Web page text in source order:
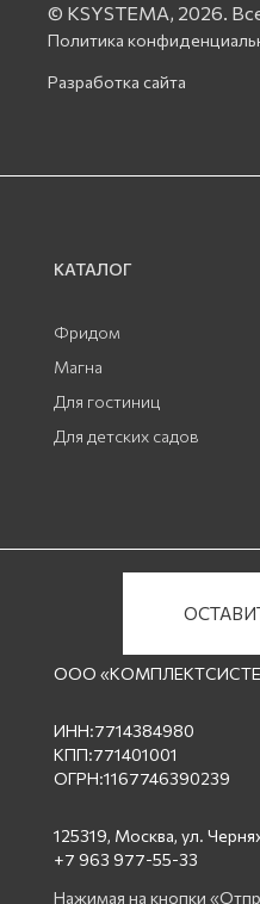
© KSYSTEMA, 2026.
Политика
Разработка сайта
КАТАЛОГ
Фридом
Магна
Для гостиниц
Для детских садов
ООО
ИНН:7714384980
КПП:771401001
ОГРН:1167746390239
125319, Москва, ул.
+7 963 977-55-33
Нажимая на кнопки